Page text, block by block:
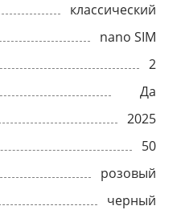
классический
nano SIM
2
Да
2025
50
розовый
черный